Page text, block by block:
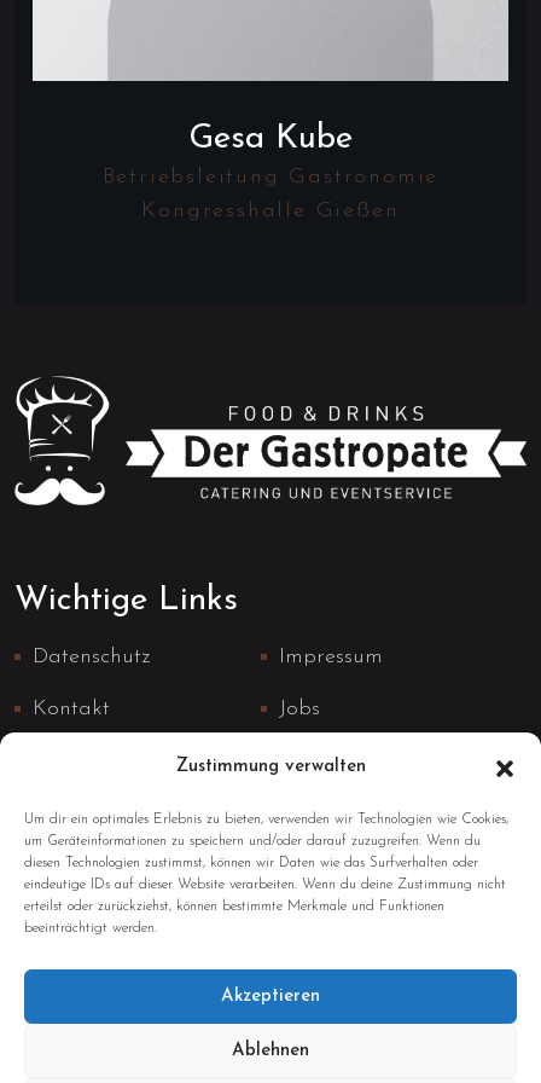
Zustimmung verwalten
Um dir ein optimales Erlebnis zu bieten, verwenden wir Technologien wie Cookies,
um Geräteinformationen zu speichern und/oder darauf zuzugreifen. Wenn du
diesen Technologien zustimmst, können wir Daten wie das Surfverhalten oder
eindeutige IDs auf dieser Website verarbeiten. Wenn du deine Zustimmung nicht
erteilst oder zurückziehst, können bestimmte Merkmale und Funktionen
beeinträchtigt werden.
Akzeptieren
Ablehnen
Gesa Kube
Betriebsleitung Gastronomie
Kongresshalle Gießen
Wichtige Links
Datenschutz Impressum
Kontakt Jobs
Kontaktinformationen